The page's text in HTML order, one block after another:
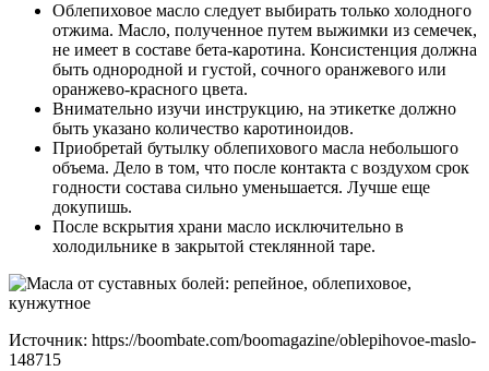
Облепиховое масло следует выбирать только холодного
отжима. Масло, полученное путем выжимки из семечек,
не имеет в составе бета-каротина. Консистенция должна
быть однородной и густой, сочного оранжевого или
оранжево-красного цвета.
Внимательно изучи инструкцию, на этикетке должно
быть указано количество каротиноидов.
Приобретай бутылку облепихового масла небольшого
объема. Дело в том, что после контакта с воздухом срок
годности состава сильно уменьшается. Лучше еще
докупишь.
После вскрытия храни масло исключительно в
холодильнике в закрытой стеклянной таре.
Источник: https://boombate.com/boomagazine/oblepihovoe-maslo-
148715